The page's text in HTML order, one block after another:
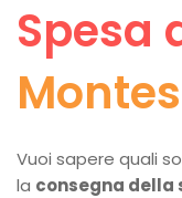
Spesa
Vuoi sapere quali
la consegna della